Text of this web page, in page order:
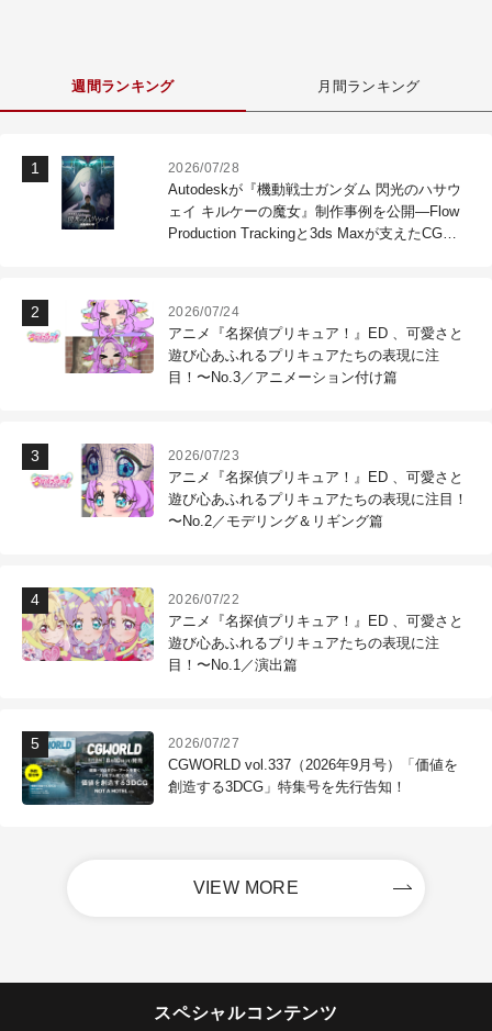
週間ランキング 月間ランキング
2026/07/28
Autodeskが『機動戦士ガンダム 閃光のハサウ
ェイ キルケーの魔女』制作事例を公開―Flow
Production Trackingと3ds Maxが支えたCG制
2026/07/24
アニメ『名探偵プリキュア！』ED 、可愛さと
遊び心あふれるプリキュアたちの表現に注
目！〜No.3／アニメーション付け篇
2026/07/23
アニメ『名探偵プリキュア！』ED 、可愛さと
遊び心あふれるプリキュアたちの表現に注目！
〜No.2／モデリング＆リギング篇
2026/07/22
アニメ『名探偵プリキュア！』ED 、可愛さと
遊び心あふれるプリキュアたちの表現に注
目！〜No.1／演出篇
2026/07/27
CGWORLD vol.337（2026年9月号）「価値を
創造する3DCG」特集号を先行告知！
VIEW MORE
スペシャルコンテンツ